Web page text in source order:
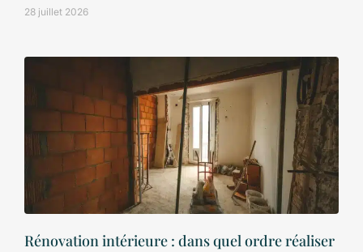
28 juillet 2026
Rénovation intérieure : dans quel ordre réaliser